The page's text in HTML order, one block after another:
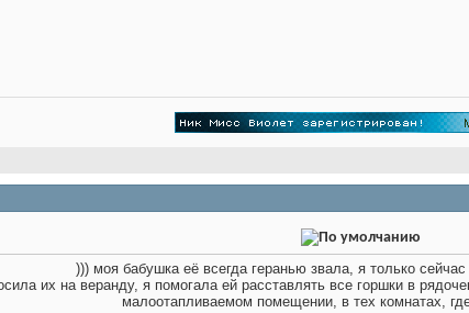
))) моя бабушка её всегда геранью звала, я только сейчас
их на веранду, я помогала ей расставлять все горшки в
малоотапливаемом помещении, в тех комнатах,